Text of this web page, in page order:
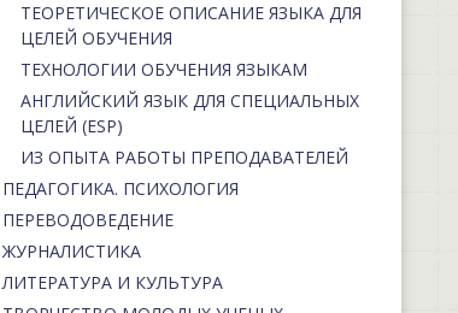
ТЕОРЕТИЧЕСКОЕ ОПИСАНИЕ ЯЗЫКА ДЛЯ
ЦЕЛЕЙ ОБУЧЕНИЯ
ТЕХНОЛОГИИ ОБУЧЕНИЯ ЯЗЫКАМ
АНГЛИЙСКИЙ ЯЗЫК ДЛЯ СПЕЦИАЛЬНЫХ
ЦЕЛЕЙ (ESP)
ИЗ ОПЫТА РАБОТЫ ПРЕПОДАВАТЕЛЕЙ
ПЕДАГОГИКА. ПСИХОЛОГИЯ
ПЕРЕВОДОВЕДЕНИЕ
ЖУРНАЛИСТИКА
ЛИТЕРАТУРА И КУЛЬТУРА